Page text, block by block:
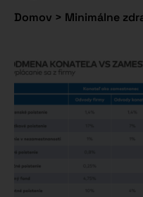
Domov > Minimálne